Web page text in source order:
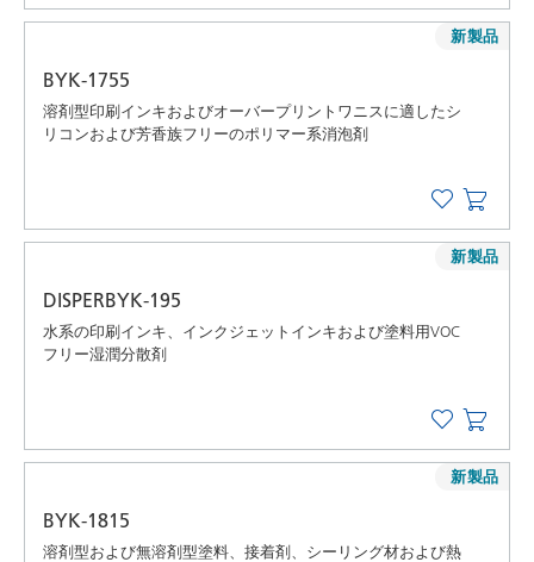
BYK-1755
溶剤型印刷インキおよびオーバープリントワニスに適したシ
リコンおよび芳香族フリーのポリマー系消泡剤
新製品
DISPERBYK-195
水系の印刷インキ、インクジェットインキおよび塗料用VOC
フリー湿潤分散剤
新製品
BYK-1815
溶剤型および無溶剤型塗料、接着剤、シーリング材および熱
新製品